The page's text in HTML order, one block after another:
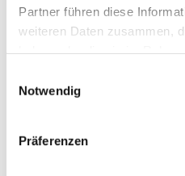
Partner führen diese
weiteren Daten zusammen,
Notwendig
Präferenzen